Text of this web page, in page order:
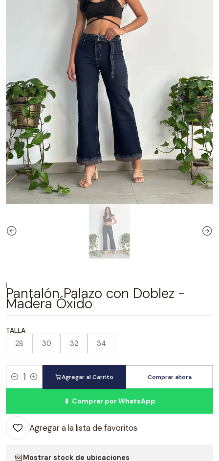
|Pantalón Palazo con Doblez -
Madera Óxido
TALLA
28 30 32 34
Cantidad
Agregar al Carrito Comprar ahora
📱 Comprar por WhatsApp
Agregar a la lista de favoritos
Mostrar stock de ubicaciones